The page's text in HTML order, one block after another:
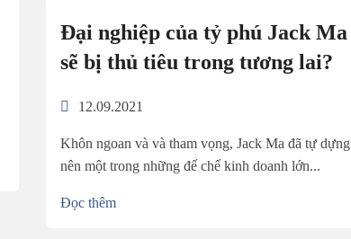
Đại nghiệp của tỷ phú Jack Ma
sẽ bị thủ tiêu trong tương lai?
12.09.2021
Khôn ngoan và và tham vọng, Jack Ma đã tự dựng
nên một trong những đế chế kinh doanh lớn...
Đọc thêm